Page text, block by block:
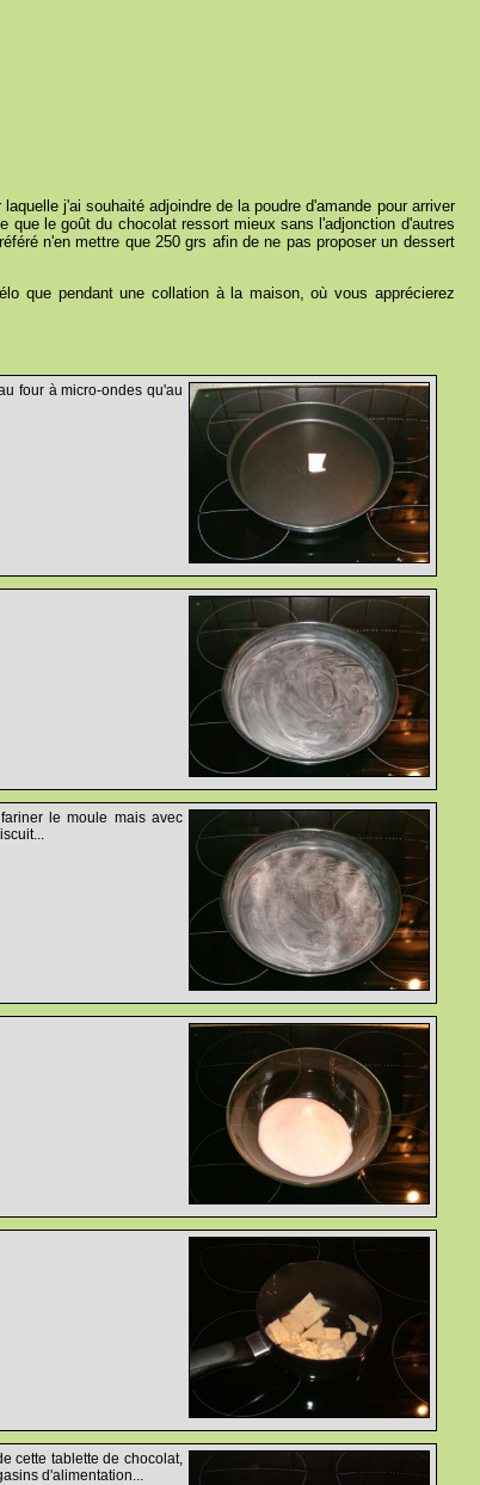
j'ai souhaité adjoindre de la poudre d'amande pour arriver
le goût du chocolat ressort mieux sans l'adjonction d'autres
n'en mettre que 250 grs afin de ne pas proposer un dessert
que pendant une collation à la maison, où vous apprécierez
four à micro-ondes qu'au
le moule mais avec
cette tablette de chocolat,
d'alimentation...